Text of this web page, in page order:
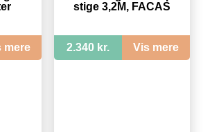
mere
stige 3,2M, FACAS
2.340 kr. Vis mere